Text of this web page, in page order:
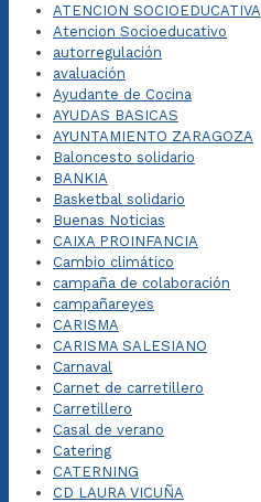
ATENCION SOCIOEDUCATIVA
Atencion Socioeducativo
autorregulación
avaluación
Ayudante de Cocina
AYUDAS BASICAS
AYUNTAMIENTO ZARAGOZA
Baloncesto solidario
BANKIA
Basketbal solidario
Buenas Noticias
CAIXA PROINFANCIA
Cambio climático
campaña de colaboración
campañareyes
CARISMA
CARISMA SALESIANO
Carnaval
Carnet de carretillero
Carretillero
Casal de verano
Catering
CATERNING
CD LAURA VICUÑA